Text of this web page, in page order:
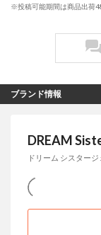
※投稿可能期間は商品出荷
ブランド情報
DREAM
ドリーム シスタージ